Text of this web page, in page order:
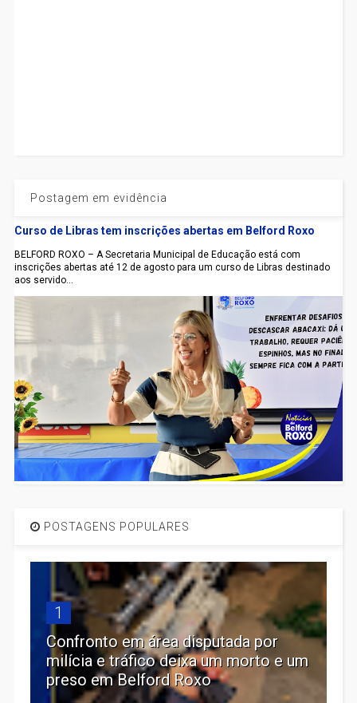
Postagem em evidência
Curso de Libras tem inscrições abertas em Belford Roxo
BELFORD ROXO – A Secretaria Municipal de Educação está com
inscrições abertas até 12 de agosto para um curso de Libras destinado
aos servido...
POSTAGENS POPULARES
1
Confronto em área disputada por
milícia e tráfico deixa um morto e um
preso em Belford Roxo